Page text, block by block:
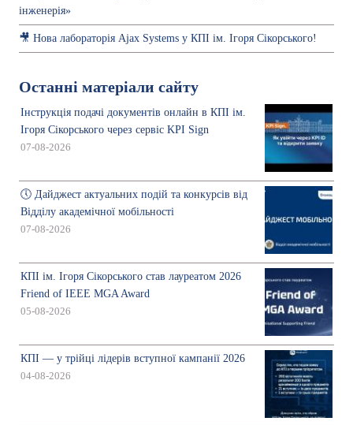
інженерія»
🎥 Нова лабораторія Ajax Systems у КПІ ім. Ігоря Сікорського!
Останні матеріали сайту
Інструкція подачі документів онлайн в КПІ ім.
Ігоря Сікорського через сервіс KPI Sign
07-08-2026
🕔 Дайджест актуальних подій та конкурсів від
Відділу академічної мобільності
07-08-2026
КПІ ім. Ігоря Сікорського став лауреатом 2026
Friend of IEEE MGA Award
05-08-2026
КПІ — у трійці лідерів вступної кампанії 2026
04-08-2026